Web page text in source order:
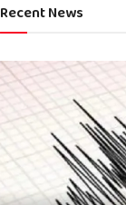
Recent News